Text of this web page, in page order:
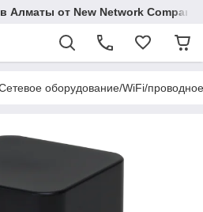
Алматы от New Network Company
оборудование/WiFi/проводное